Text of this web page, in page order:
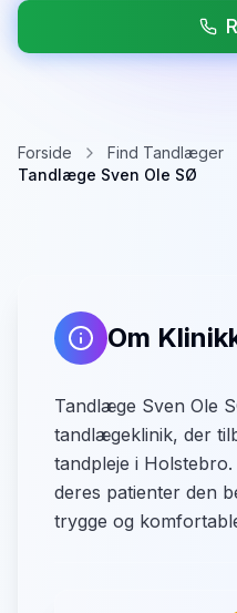
Forside Find Tandlæger
Tandlæge Sven Ole SØ
Om
Tandlæge Sven Ole
tandlægeklinik, der
tandpleje i
deres patienter den
trygge og